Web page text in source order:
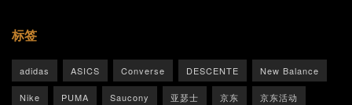
标签
adidas ASICS Converse DESCENTE New Balance
Nike PUMA Saucony 亚瑟士 京东 京东活动